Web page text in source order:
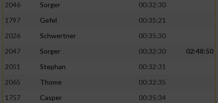
2046
Sorger
00:32:30
1797
Gefel
00:35:21
2026
Schwertner
00:35:30
2047
Sorger 00:32:30
02:48:50
2051
Stephan
00:32:31
2065
Thome
00:32:35
1757
Casper
00:35:34